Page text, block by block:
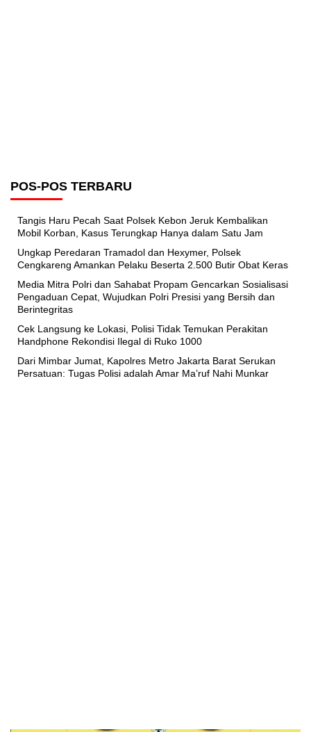
POS-POS TERBARU
Tangis Haru Pecah Saat Polsek Kebon Jeruk Kembalikan
Mobil Korban, Kasus Terungkap Hanya dalam Satu Jam
Ungkap Peredaran Tramadol dan Hexymer, Polsek
Cengkareng Amankan Pelaku Beserta 2.500 Butir Obat Keras
Media Mitra Polri dan Sahabat Propam Gencarkan Sosialisasi
Pengaduan Cepat, Wujudkan Polri Presisi yang Bersih dan
Berintegritas
Cek Langsung ke Lokasi, Polisi Tidak Temukan Perakitan
Handphone Rekondisi Ilegal di Ruko 1000
Dari Mimbar Jumat, Kapolres Metro Jakarta Barat Serukan
Persatuan: Tugas Polisi adalah Amar Ma’ruf Nahi Munkar